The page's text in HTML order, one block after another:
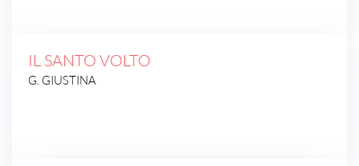
IL SANTO VOLTO
G. GIUSTINA